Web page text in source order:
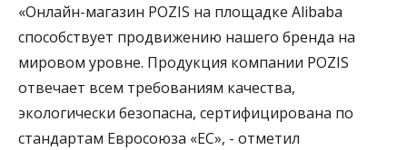
«Онлайн-магазин POZIS на площадке Alibaba
способствует продвижению нашего бренда на
мировом уровне. Продукция компании POZIS
отвечает всем требованиям качества,
экологически безопасна, сертифицирована по
стандартам Евросоюза «ЕС», - отметил